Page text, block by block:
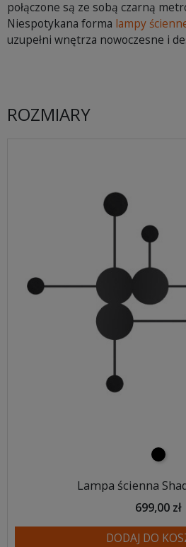
połączone są ze sobą czarną
Niespotykana forma lampy
uzupełni wnętrza nowoczesne i
ROZMIARY
czarny
Lampa ścienna
699,00 zł
DODAJ DO